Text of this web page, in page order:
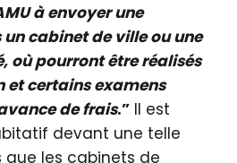
à envoyer une
cabinet de ville ou une
où pourront être réalisés
et certains examens
de frais.” Il est
devant une telle
que les cabinets de